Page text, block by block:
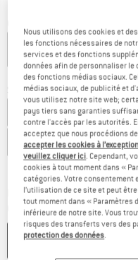
-40 %
Sélectionner taille:
EU39 EU40 EU41
EU46 EU47
Guide des tailles
Délai de livraison: 3-5 jours
Quantité:
Nous utilisons des cookies et
les fonctions nécessaires de
services et des fonctions
données afin de personnaliser
des fonctions médias sociaux.
médias sociaux, de publicité et
vous utilisez notre site web;
pays tiers sans garanties
contre l'accès par les autorités.
acceptez que nous procédions
accepter les cookies à
veuillez cliquer ici. Cependant,
cookies à tout moment dans «
catégories. Votre consentement
l’utilisation de ce site et peut
tout moment dans « Paramètres
inférieure de notre site. Vous
risques des transferts vers des
protection des données.